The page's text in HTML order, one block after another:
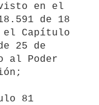
en el
de 18
el Capítulo
25 de
al Poder
81